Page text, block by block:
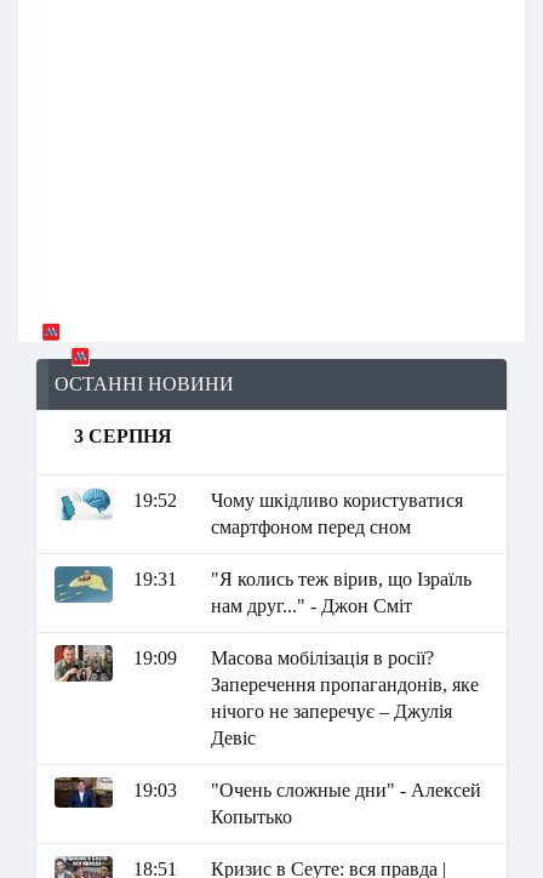
ОСТАННІ НОВИНИ
3 СЕРПНЯ
19:52
Чому шкідливо користуватися
смартфоном перед сном
19:31
"Я колись теж вірив, що Ізраїль
нам друг..." - Джон Сміт
19:09
Масова мобілізація в росії?
Заперечення пропагандонів, яке
нічого не заперечує – Джулія
Девіс
19:03
"Очень сложные дни" - Алексей
Копытько
18:51
Кризис в Сеуте: вся правда |